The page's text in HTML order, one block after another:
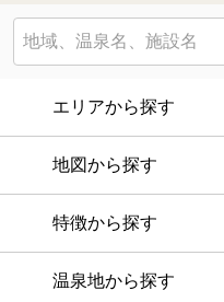
エリアから探す
地図から探す
特徴から探す
温泉地から探す